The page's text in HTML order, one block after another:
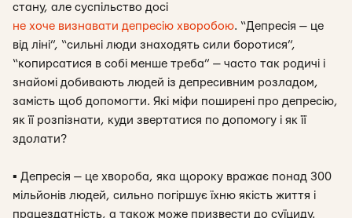
стану, але суспільство досі
не хоче визнавати депресію хворобою. “Депресія — це
від ліні”, “сильні люди знаходять сили боротися”,
“копирсатися в собі менше треба” — часто так родичі і
знайомі добивають людей із депресивним розладом,
замість щоб допомогти. Які міфи поширені про депресію,
як її розпізнати, куди звертатися по допомогу і як її
здолати?
▪ Депресія — це хвороба, яка щороку вражає понад 300
мільйонів людей, сильно погіршує їхню якість життя і
працездатність, а також може призвести до суїциду.